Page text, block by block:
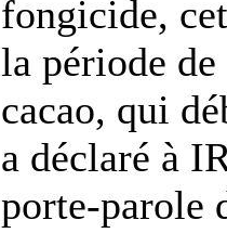
fongicide,
la période
cacao, qui
a déclaré à
porte-parole